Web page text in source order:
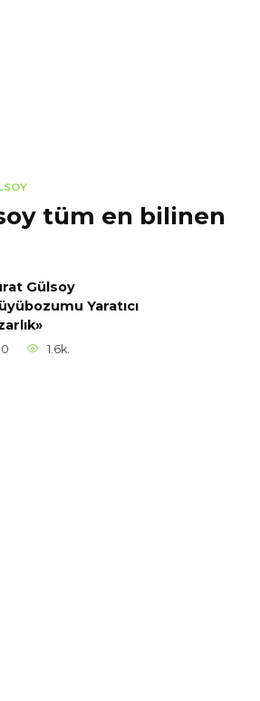
tüm en bilinen
Gülsoy
Yaratıcı
0 1.6k.